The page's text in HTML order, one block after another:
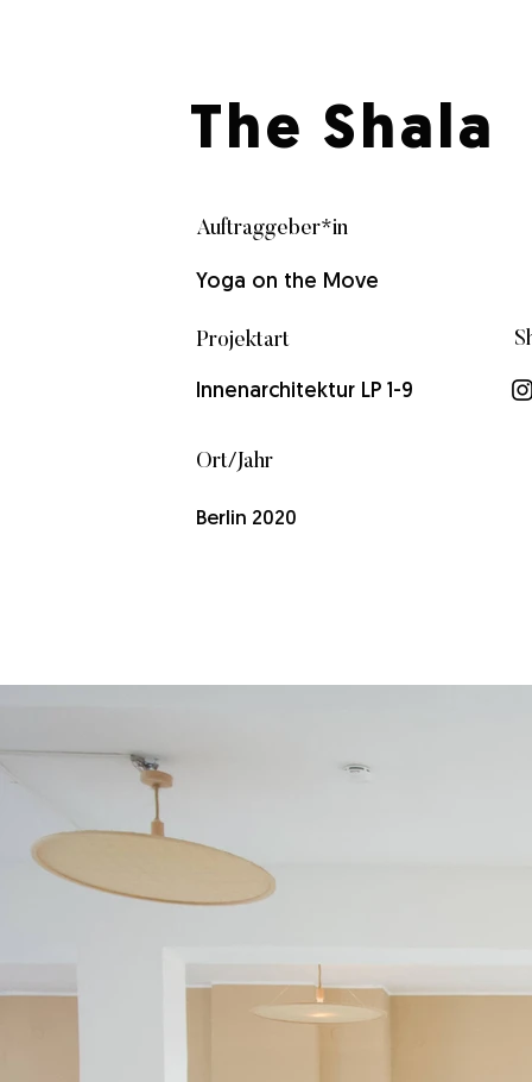
The Shala
Auftraggeber*in
Yoga on the Move
Projektart
Innenarchitektur LP 1-9
Ort/Jahr
Berlin 2020